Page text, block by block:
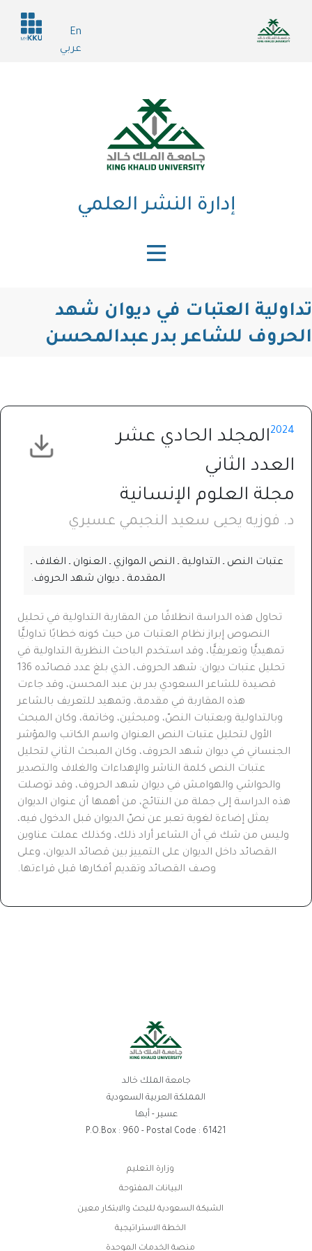
المحتوى
En
عربي
Header
services
إدارة النشر العلمي
تداولية العتبات في ديوان شهد
الحروف للشاعر بدر عبدالمحسن
2024المجلد الحادي عشر
العدد الثاني
مجلة العلوم الإنسانية
د. فوزيه يحيى سعيد النجيمي عسيري
عتبات النص ـ التداولية ـ النص الموازي ـ العنوان ـ الغلاف ـ
المقدمة ـ ديوان شهد الحروف.
تحاول هذه الدراسة انطلاقًا من المقاربة التداولية في تحليل
النصوص إبراز نظام العتبات من حيث كونه خطابًا تداوليًّا
تمهيديًّا وتعريفيًّا، وقد استخدم الباحث النظرية التداولية في
تحليل عتبات ديوان: شهد الحروف، الذي بلغ عدد قصائده 136
قصيدة للشاعر السعودي بدر بن عبد المحسن، وقد جاءت
هذه المقاربة في مقدمة، وتمهيد للتعريف بالشاعر
وبالتداولية وبعتبات النصّ، ومبحثين، وخاتمة، وكان المبحث
الأول لتحليل عتبات النص العنوان واسم الكاتب والمؤشر
الجنساني في ديوان شهد الحروف، وكان المبحث الثاني لتحليل
عتبات النص كلمة الناشر والإهداءات والغلاف والتصدير
والحواشي والهوامش في ديوان شهد الحروف، وقد توصلت
هذه الدراسة إلى جملة من النتائج، من أهمها أن عنوان الديوان
يمثل إضاءة لغوية تعبر عن نصّ الديوان قبل الدخول فيه،
وليس من شك في أن الشاعر أراد ذلك، وكذلك عملت عناوين
القصائد داخل الديوان على التمييز بين قصائد الديوان، وعلى
وصف القصائد وتقديم أفكارها قبل قراءتها.
جامعة الملك خالد
المملكة العربية السعودية
عسير - أبها
P.O.Box : 960 - Postal Code : 61421
وزارة التعليم
البيانات المفتوحة
الشبكة السعودية للبحث والابتكار معين
الخطة الاستراتيجية
منصة الخدمات الموحدة